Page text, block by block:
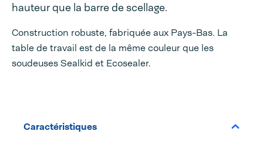
hauteur que la barre de scellage.
Construction robuste, fabriquée aux Pays-Bas. La
table de travail est de la même couleur que les
soudeuses Sealkid et Ecosealer.
Caractéristiques